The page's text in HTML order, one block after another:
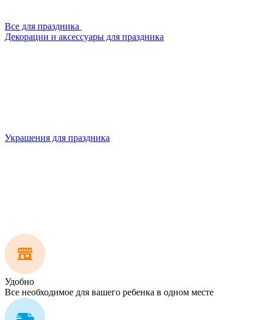
Все для праздника
Декорации и аксессуары для праздника
Украшения для праздника
Удобно
Все необходимое для вашего ребенка в одном месте